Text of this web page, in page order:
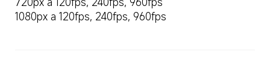
1080px a 120fps, 240fps, 960fps